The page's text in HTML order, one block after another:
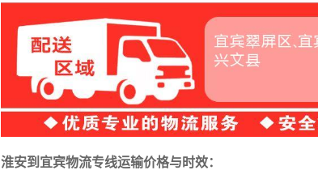
淮安到宜宾物流专线运输价格与时效：